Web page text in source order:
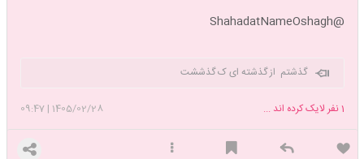
@ShahadatNameOshagh
گذشتم از گذشته ای ک گذششت
1405/02/28
|
09:47 1نفر لایک کرده اند ...